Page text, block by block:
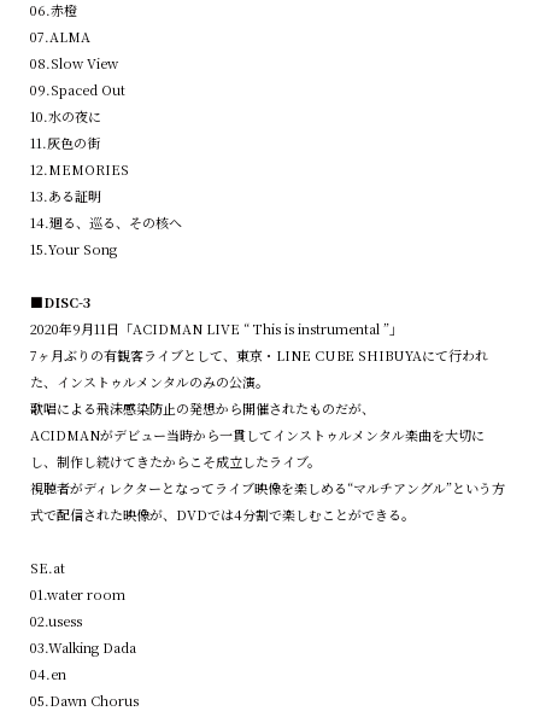
06.⾚橙
07.ALMA
08.Slow View
09.Spaced Out
10.⽔の夜に
11.灰⾊の街
12.MEMORIES
13.ある証明
14.廻る、巡る、その核へ
15.Your Song
■DISC-3
2020年9月11日「ACIDMAN LIVE “ This is instrumental ”」
7ヶ月ぶりの有観客ライブとして、東京・LINE CUBE SHIBUYAにて行われ
た、インストゥルメンタルのみの公演。
歌唱による飛沫感染防止の発想から開催されたものだが、
ACIDMANがデビュー当時から一貫してインストゥルメンタル楽曲を大切に
し、制作し続けてきたからこそ成立したライブ。
視聴者がディレクターとなってライブ映像を楽しめる“マルチアングル”という方
式で配信された映像が、DVDでは4分割で楽しむことができる。
SE.at
01.water room
02.usess
03.Walking Dada
04.en
05.Dawn Chorus